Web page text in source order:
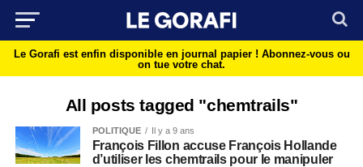
Le Gorafi est enfin disponible en journal papier ! Abonnez-vous ou
on tue votre chat.
All posts tagged "chemtrails"
POLITIQUE Il y a 9 ans
François Fillon accuse François Hollande
d’utiliser les chemtrails pour le manipuler